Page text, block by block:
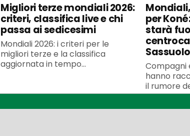
Migliori terze mondiali 2026:
criteri, classifica live e chi
passa ai sedicesimi
Mondiali 2026: i criteri per le
migliori terze e la classifica
aggiornata in tempo...
per
starà
Sassuolo
Compagni
hanno
il rumore